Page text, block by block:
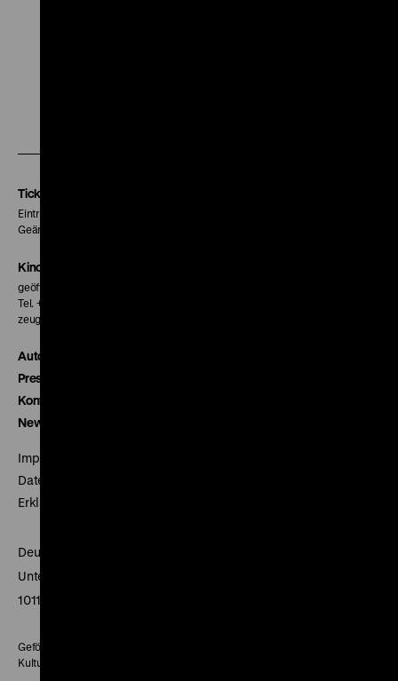
Tickets
Eintritt 5 €
Geänderte Preise sind im Programm vermerkt.
Kinokasse
geöffnet 30 Minuten vor Beginn der ersten Vorstellung
Tel. + 49 30 20304-770
zeughauskino@dhm.de
Autor*innen
Presse
Kontakt
Newsletter
Impressum
Datenschutz
Erklärung digitale Barrierefreiheit
Deutsches Historisches Museum
Unter den Linden 2
10117 Berlin
Gefördert mit Mitteln des Beauftragten der Bundesregierung für
Kultur und Medien